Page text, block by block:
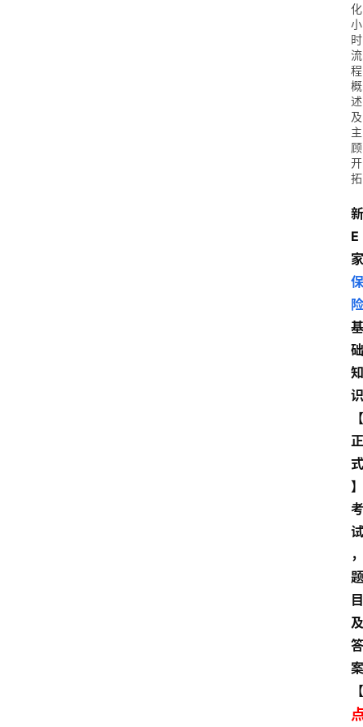
化
小
时
流
程
概
述
及
主
顾
开
拓
新
E
家
保
险
基
础
知
识
【
正
式
】
考
试
，
题
目
及
答
案
【